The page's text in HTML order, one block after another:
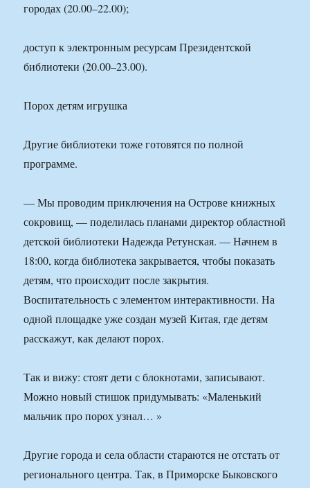
городах (20.00–22.00);
доступ к электронным ресурсам Президентской
библиотеки (20.00–23.00).
Порох детям игрушка
Другие библиотеки тоже готовятся по полной
программе.
— Мы проводим приключения на Острове книжных
сокровищ, — поделилась планами директор областной
детской библиотеки Надежда Ретунская. — Начнем в
18:00, когда библиотека закрывается, чтобы показать
детям, что происходит после закрытия.
Воспитательность с элементом интерактивности. На
одной площадке уже создан музей Китая, где детям
расскажут, как делают порох.
Так и вижу: стоят дети с блокнотами, записывают.
Можно новый стишок придумывать: «Маленький
мальчик про порох узнал… »
Другие города и села области стараются не отстать от
регионального центра. Так, в Приморске Быковского